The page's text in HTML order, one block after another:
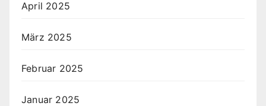
April 2025
März 2025
Februar 2025
Januar 2025